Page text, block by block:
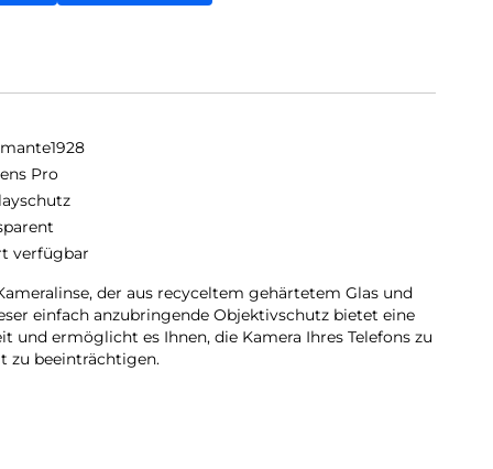
Pro
verfügbar
der aus recyceltem gehärtetem Glas und
einfach anzubringende Objektivschutz bietet eine
und ermöglicht es Ihnen, die Kamera Ihres Telefons zu
zu beeinträchtigen.